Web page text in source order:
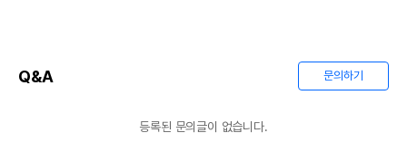
Q&A 문의하기
등록된 문의글이 없습니다.